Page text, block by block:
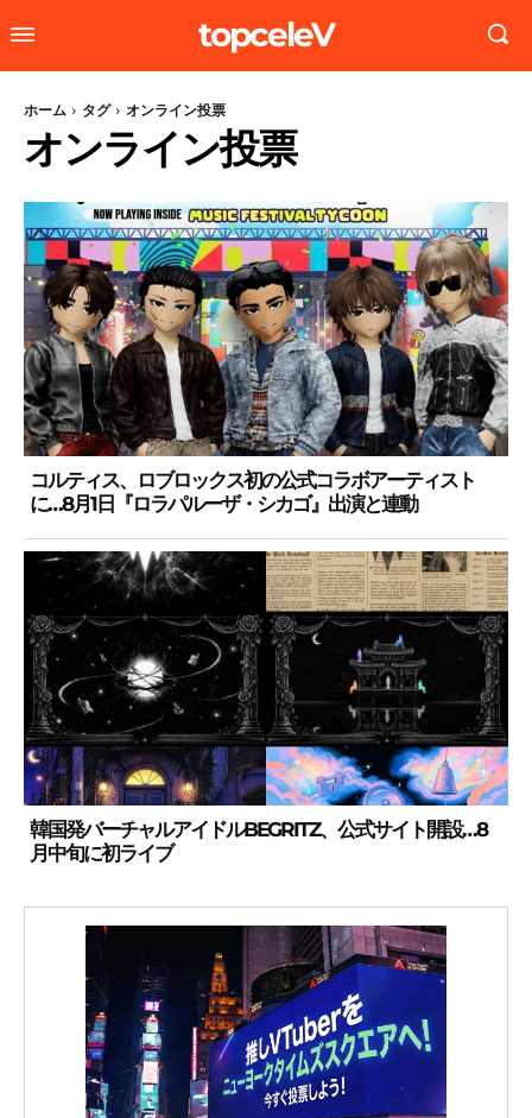
topceleV
ホーム タグ オンライン投票
オンライン投票
コルティス、ロブロックス初の公式コラボアーティスト
に…8月1日『ロラパルーザ・シカゴ』出演と連動
韓国発バーチャルアイドルBEGRITZ、公式サイト開設…8
月中旬に初ライブ